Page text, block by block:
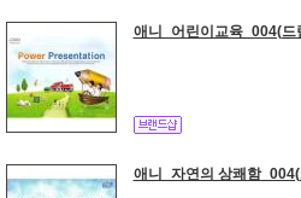
애니_어린이교육_004(드
애니_자연의 상쾌함